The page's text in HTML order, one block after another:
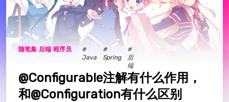
其他 1 docker 1 诗词文集 17
RoboCup 4 教程 必学工具
Spring 3 Java 16 Shell 4
随笔集 后端 程序员
#
Java
#
Spring
#
后
端
@Configurable注解有什么作用，
和@Configuration有什么区别
皖ICP备2022001637号
皖公网安备34122502000211号